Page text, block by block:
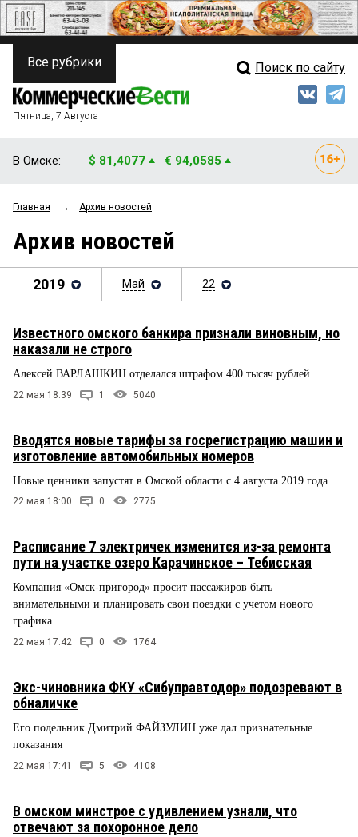
ПОЛИТИКА
ФИНАНСЫ
ОБЩЕСТВО
ЗАКОН
НОВОСТИ КОМПАНИЙ
СТИЛЬ ЖИЗНИ
Свежий выпуск
Блоги
Все рубрики Поиск по сайту
Пятница, 7 Августа
В Омске: $ 81,4077 € 94,0585
Главная → Архив новостей
Архив новостей
2019 Май 22
Известного омского банкира признали виновным, но
наказали не строго
Алексей ВАРЛАШКИН отделался штрафом 400 тысяч рублей
22 мая 18:39 1 5040
Вводятся новые тарифы за госрегистрацию машин и
изготовление автомобильных номеров
Новые ценники запустят в Омской области с 4 августа 2019 года
22 мая 18:00 0 2775
Расписание 7 электричек изменится из-за ремонта
пути на участке озеро Карачинское – Тебисская
Компания «Омск-пригород» просит пассажиров быть
внимательными и планировать свои поездки с учетом нового
графика
22 мая 17:42 0 1764
Экс-чиновника ФКУ «Сибуправтодор» подозревают в
обналичке
Его подельник Дмитрий ФАЙЗУЛИН уже дал признательные
показания
22 мая 17:41 5 4108
В омском минстрое с удивлением узнали, что
отвечают за похоронное дело